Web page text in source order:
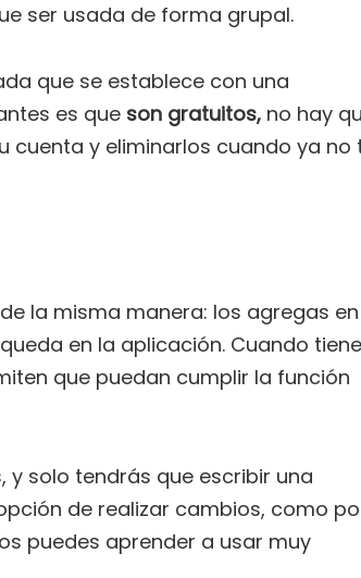
ser usada de forma grupal.
que se establece con una
es que son gratuitos, no hay
cuenta y eliminarlos cuando ya no
la misma manera: los agregas en
en la aplicación. Cuando
que puedan cumplir la función
y solo tendrás que escribir una
de realizar cambios, como
puedes aprender a usar muy